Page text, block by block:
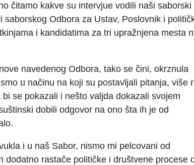
čitamo kakve su intervjue vodili naši saborski
saborskog Odbora za Ustav, Poslovnik i
i kandidatima za tri upražnjena mesta
navedenog Odbora, tako se čini, okrznula
u načinu na koji su postavljali pitanja, više
se pokazali i nešto valjda dokazali svojem
dobili odgovor na ono šta ih je od
i u naš Sabor, nismo mi pelcovani od
dodatno rastače političke i društvene procese